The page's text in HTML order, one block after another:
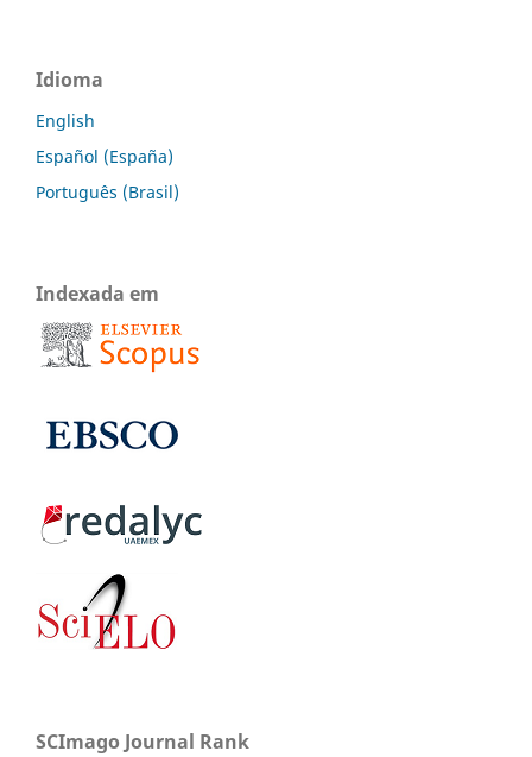
Idioma
English
Español (España)
Português (Brasil)
Indexada em
SCImago Journal Rank